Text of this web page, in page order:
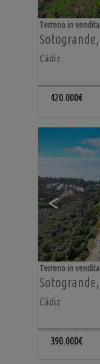
Sotogrande,
Cádiz
Terreno in vendita
420.000€
<
Sotogrande,
Cádiz
Terreno in vendita
390.000€